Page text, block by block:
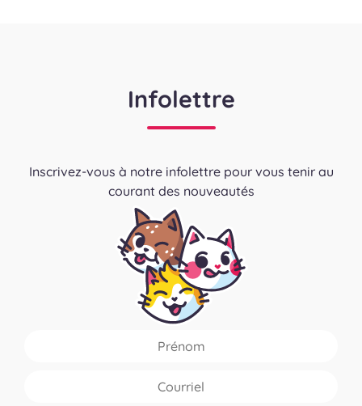
Infolettre
Inscrivez-vous à notre infolettre pour vous tenir au
courant des nouveautés